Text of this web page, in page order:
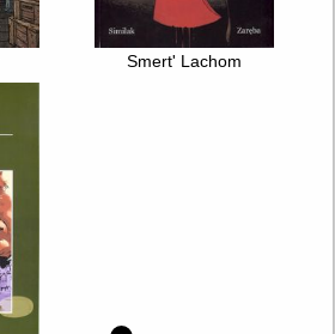
Smert' Lachom